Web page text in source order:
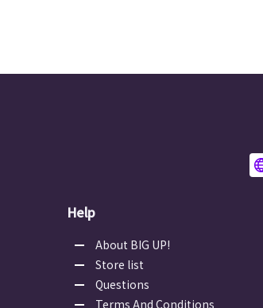
Help
About BIG UP!
Store list
Questions
Terms And Conditions